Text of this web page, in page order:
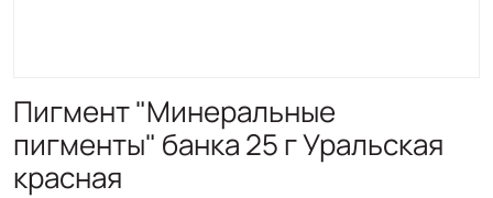
Пигмент "Минеральные
пигменты" банка 25 г Уральская
красная